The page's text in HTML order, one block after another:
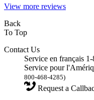
View more reviews
Back
To Top
Contact Us
Service en français
Service pour
800-468-4285)
Request a